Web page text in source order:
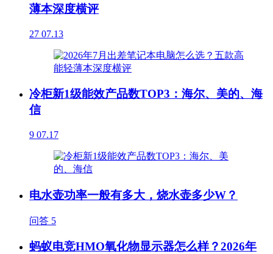
薄本深度横评
27 07.13
冷柜新1级能效产品数TOP3：海尔、美的、海
信
9 07.17
电水壶功率一般有多大，烧水壶多少W？
问答 5
蚂蚁电竞HMO氧化物显示器怎么样？2026年